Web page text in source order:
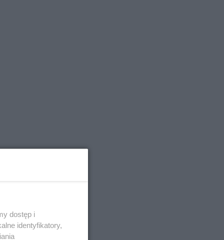
dostęp i
identyfikatory,